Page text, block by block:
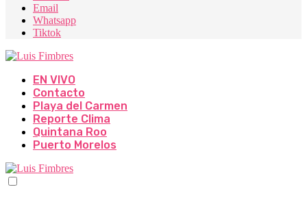
Email
Whatsapp
Tiktok
EN VIVO
Contacto
Playa del Carmen
Reporte Clima
Quintana Roo
Puerto Morelos